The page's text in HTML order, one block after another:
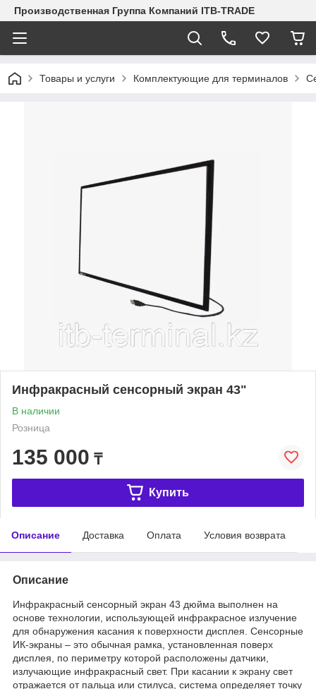
Производственная Группа Компаний ITB-TRADE
Товары и услуги Комплектующие для терминалов
Инфракрасный сенсорный экран 43"
В наличии
Розница
135 000 ₸
Купить
Описание Доставка Оплата Условия возврата
Описание
Инфракрасный сенсорный экран 43 дюйма выполнен на
основе технологии, использующей инфракрасное излучение
для обнаружения касания к поверхности дисплея. Сенсорные
ИК-экраны – это обычная рамка, установленная поверх
дисплея, по периметру которой расположены датчики,
излучающие инфракрасный свет. При касании к экрану свет
отражается от пальца или стилуса, система определяет точку